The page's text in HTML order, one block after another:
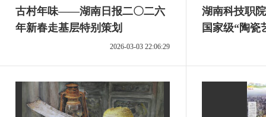
古村年味——湖南日报二〇二六
年新春走基层特别策划
2026-03-03 22:06:29
湖南科技职
国家级“陶瓷